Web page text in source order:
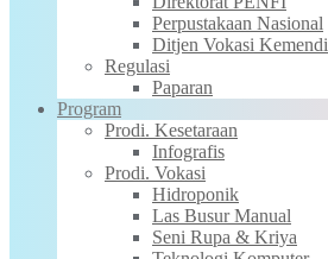
Perpustakaan Nasional
Ditjen Vokasi
Regulasi
Paparan
Program
Prodi. Kesetaraan
Infografis
Prodi. Vokasi
Hidroponik
Las Busur Manual
Seni Rupa & Kriya